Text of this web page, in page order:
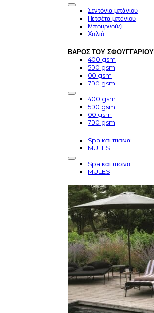
Σεντόνια μπάνιου
Πετσέτα μπάνιου
Μπουρνούζι
Χαλιά
ΒΆΡΟΣ ΤΟΥ ΣΦΟΥΓΓΑΡΙΟΎ
400 gsm
500 gsm
00 gsm
700 gsm
400 gsm
500 gsm
00 gsm
700 gsm
Spa και πισίνα
MULES
Spa και πισίνα
MULES